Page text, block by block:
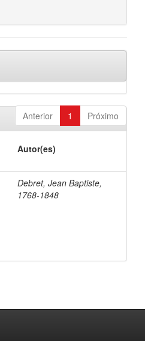
Anterior 1 Próximo
Autor(es)
Debret, Jean Baptiste,
1768-1848